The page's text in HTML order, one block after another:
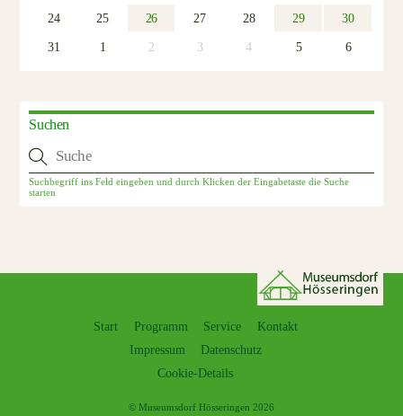
24
25 26 27 28 29
30
31
1 2 3 4 5 6
Suchen
Start Programm Service
Kontakt
Impressum
Datenschutz
Cookie-Details
© Museumsdorf Hösseringen 2026